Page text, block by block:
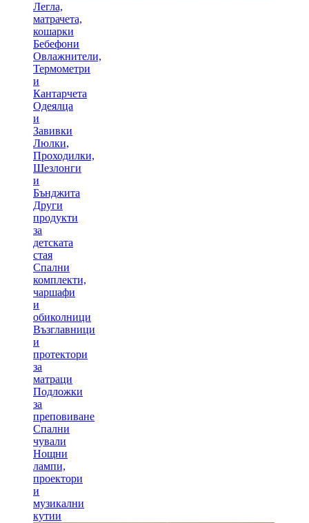
Легла,
матрачета,
кошарки
Бебефони
Овлажнители,
Термометри
и
Кантарчета
Одеялца
и
Завивки
Люлки,
Проходилки,
Шезлонги
и
Бънджита
Други
продукти
за
детската
стая
Спални
комплекти,
чаршафи
и
обиколници
Възглавници
и
протектори
за
матраци
Подложки
за
преповиване
Спални
чували
Нощни
лампи,
проектори
и
музикални
кутии